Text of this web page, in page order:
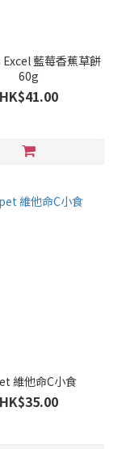
藍莓香蕉草餅
60g
HK$41.00
維他命C小食
HK$35.00